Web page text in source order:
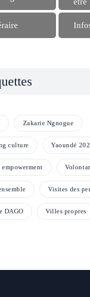
Zakarie Ngnogue
culture Yaoundé
empowerment
Visites des
DAGO Villes propres